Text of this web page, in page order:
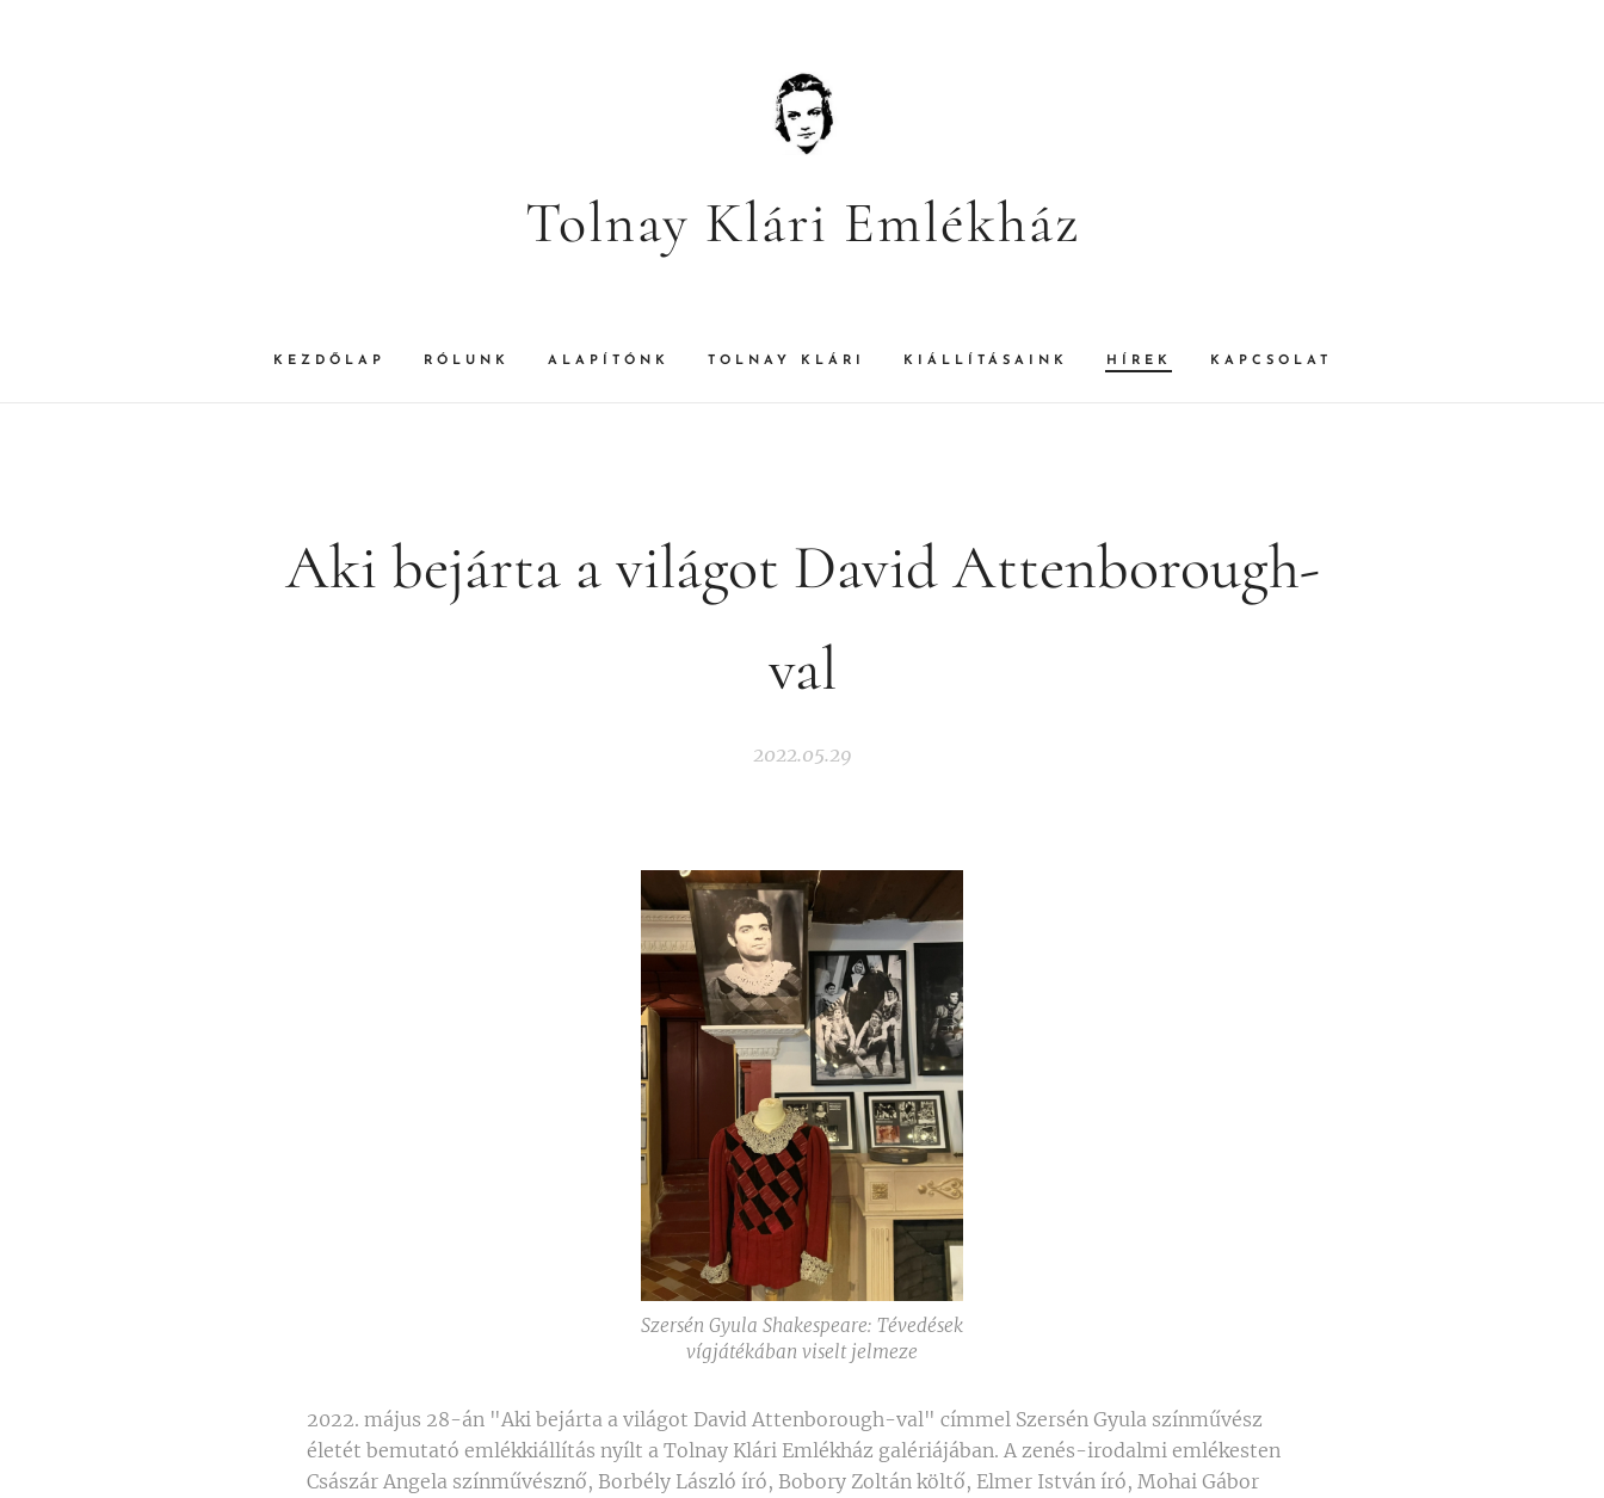
Tolnay Klári Emlékház
KEZDŐLAP RÓLUNK ALAPÍTÓNK TOLNAY KLÁRI KIÁLLÍTÁSAINK HÍREK KAPCSOLAT
Aki bejárta a világot David Attenborough-
val
2022.05.29
Szersén Gyula Shakespeare: Tévedések
vígjátékában viselt jelmeze
2022. május 28-án "Aki bejárta a világot David Attenborough-val" címmel Szersén Gyula színművész
életét bemutató emlékkiállítás nyílt a Tolnay Klári Emlékház galériájában. A zenés-irodalmi emlékesten
Császár Angela színművésznő, Borbély László író, Bobory Zoltán költő, Elmer István író, Mohai Gábor